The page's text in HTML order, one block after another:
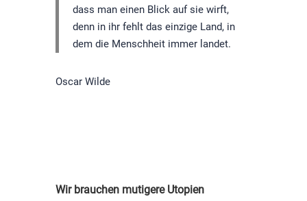
dass man einen Blick auf sie wirft,
denn in ihr fehlt das einzige Land, in
dem die Menschheit immer landet.
Oscar Wilde
Wir brauchen mutigere Utopien